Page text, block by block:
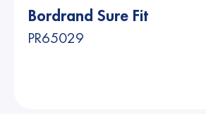
Bordrand Sure Fit
PR65029